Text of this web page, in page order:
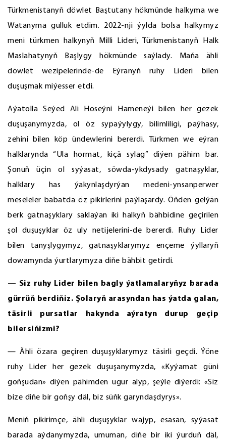
Türkmenistanyň döwlet Baştutany hökmünde halkyma we
Watanyma gulluk etdim. 2022-nji ýylda bolsa halkymyz
meni türkmen halkynyň Milli Lideri, Türkmenistanyň Halk
Maslahatynyň Başlygy hökmünde saýlady. Maňa ähli
döwlet wezipelerinde-de Eýranyň ruhy Lideri bilen
duşuşmak miýesser etdi.
Aýatolla Seýed Ali Hoseýni Hameneýi bilen her gezek
duşuşanymyzda, ol öz sypaýylygy, bilimliligi, paýhasy,
zehini bilen köp ündewlerini bererdi. Türkmen we eýran
halklarynda “Ula hormat, kiçä sylag” diýen pähim bar.
Şonuň üçin ol syýasat, söwda-ykdysady gatnaşyklar,
halklary has ýakynlaşdyrýan medeni-ynsanperwer
meseleler babatda öz pikirlerini paýlaşardy. Öňden gelýän
berk gatnaşyklary saklaýan iki halkyň bähbidine geçirilen
şol duşuşyklar öz uly netijelerini-de bererdi. Ruhy Lider
bilen tanyşlygymyz, gatnaşyklarymyz ençeme ýyllaryň
dowamynda ýurtlarymyza diňe bähbit getirdi.
— Siz ruhy Lider bilen bagly ýatlamalaryňyz barada
gürrüň berdiňiz. Şolaryň arasyndan has ýatda galan,
täsirli pursatlar hakynda aýratyn durup geçip
bilersiňizmi?
— Ähli özara geçiren duşuşyklarymyz täsirli geçdi. Ýöne
ruhy Lider her gezek duşuşanymyzda, «Kyýamat güni
goňşudan» diýen pähimden ugur alyp, şeýle diýerdi: «Siz
bize diňe bir goňşy däl, biz süňk garyndaşdyrys».
Meniň pikirimçe, ähli duşuşyklar wajyp, esasan, syýasat
barada aýdanymyzda, umuman, diňe bir iki ýurduň däl,